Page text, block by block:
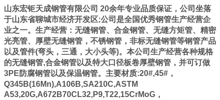
山东宏钜天成钢管有限公司 20余年专业品质保证，公司坐落
于山东省聊城市经济开发区;公司是全国优秀钢管生产经营企
业之一。生产经营：无缝钢管、合金钢管、无缝方矩管、精密
光亮管、厚壁无缝钢管，不锈钢管，非标无缝钢管等钢管产品
以及管件(弯头，三通，大小头等)。本公司生产经营各种规格
的无缝钢管,合金钢管以及特大口径板卷厚壁钢管，并可订做
3PE防腐钢管以及保温钢管。主要材质:20#,45#，
Q345B(16Mn),A106B,SA210C,ASTM
A53,20G,A672B70CL32,P9,T22,15CrMoG，